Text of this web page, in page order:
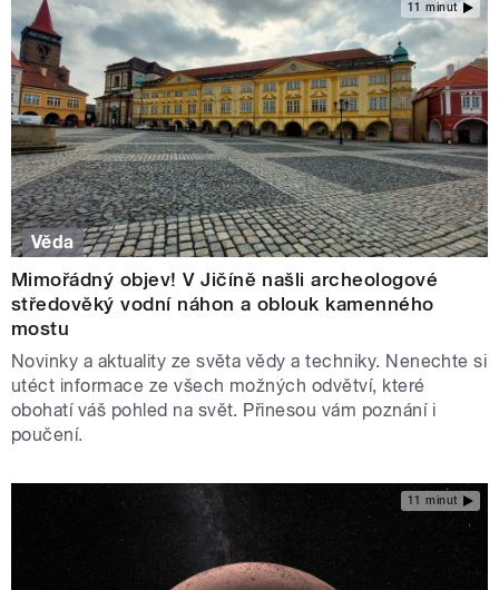
11 minut
Věda
Mimořádný objev! V Jičíně našli archeologové
středověký vodní náhon a oblouk kamenného
mostu
Novinky a aktuality ze světa vědy a techniky. Nenechte si
utéct informace ze všech možných odvětví, které
obohatí váš pohled na svět. Přinesou vám poznání i
poučení.
11 minut